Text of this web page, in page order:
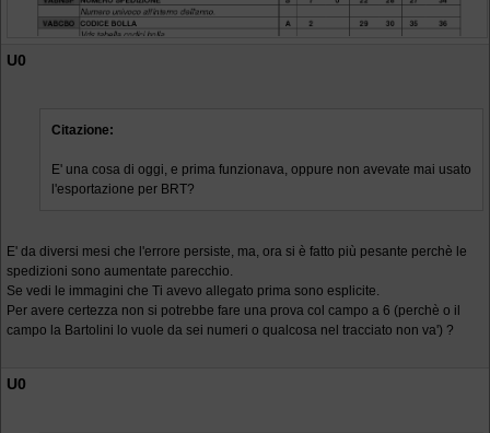
U0
Citazione:
E' una cosa di oggi, e prima funzionava, oppure non avevate mai usato
l'esportazione per BRT?
E' da diversi mesi che l'errore persiste, ma, ora si è fatto più pesante perchè le
spedizioni sono aumentate parecchio.
Se vedi le immagini che Ti avevo allegato prima sono esplicite.
Per avere certezza non si potrebbe fare una prova col campo a 6 (perchè o il
campo la Bartolini lo vuole da sei numeri o qualcosa nel tracciato non va') ?
U0